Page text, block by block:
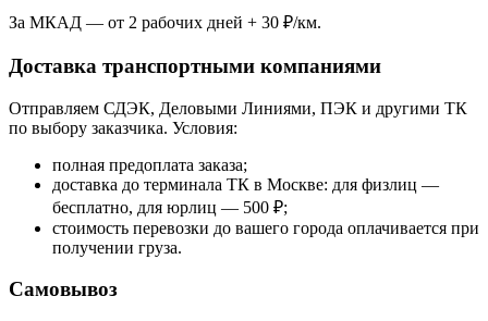
За МКАД — от 2 рабочих дней + 30 ₽/км.
Доставка транспортными компаниями
Отправляем СДЭК, Деловыми Линиями, ПЭК и другими ТК
по выбору заказчика. Условия:
полная предоплата заказа;
доставка до терминала ТК в Москве: для физлиц —
бесплатно, для юрлиц — 500 ₽;
стоимость перевозки до вашего города оплачивается при
получении груза.
Самовывоз